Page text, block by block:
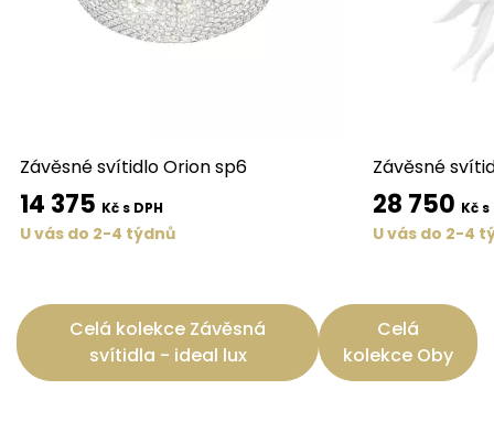
Závěsné svítidlo Orion sp6
14 375 Kč s DPH
U vás do 2-4 týdnů
Závěsné
28 750 Kč s
U vás do 2-4
Celá kolekce Závěsná
svítidla - ideal lux
Celá
kolekce Oby